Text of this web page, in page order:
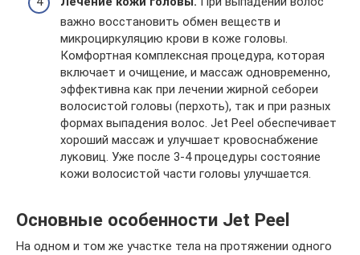
важно восстановить обмен веществ и
микроциркуляцию крови в коже головы.
Комфортная комплексная процедура, которая
включает и очищение, и массаж одновременно,
эффективна как при лечении жирной себореи
волосистой головы (перхоть), так и при разных
формах выпадения волос. Jet Peel обеспечивает
хороший массаж и улучшает кровоснабжение
луковиц. Уже после 3-4 процедуры состояние
кожи волосистой части головы улучшается.
Основные особенности Jet Peel
На одном и том же участке тела на протяжении одного